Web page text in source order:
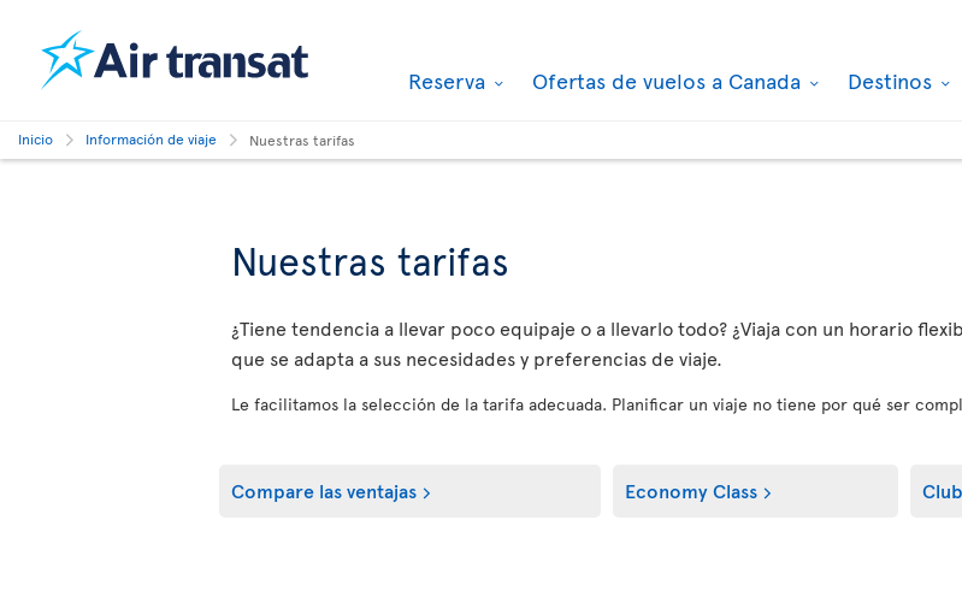
Reserva Ofertas de vuelos a Canada Destinos
Inicio Información de viaje Nuestras tarifas
Nuestras tarifas
¿Tiene tendencia a llevar poco equipaje o a llevarlo todo? ¿Viaja con un horario
que se adapta a sus necesidades y preferencias de viaje.
Le facilitamos la selección de la tarifa adecuada. Planificar un viaje no tiene por qué ser
Compare las ventajas Economy Class